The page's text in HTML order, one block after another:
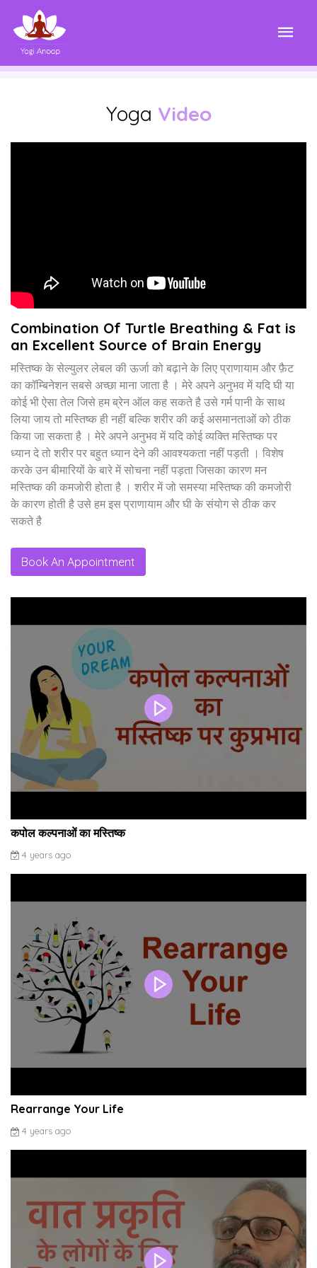
Yoga Video
Combination Of Turtle Breathing & Fat is
an Excellent Source of Brain Energy
मस्तिष्क के सेल्युलर लेबल की ऊर्जा को बढ़ाने के लिए प्राणायाम और फ़ैट
का कॉम्बिनेशन सबसे अच्छा माना जाता है । मेरे अपने अनुभव में यदि घी या
कोई भी ऐसा तेल जिसे हम ब्रेन ऑल कह सकते है उसे गर्म पानी के साथ
लिया जाय तो मस्तिष्क ही नहीं बल्कि शरीर की कई असमानताओं को ठीक
किया जा सकता है । मेरे अपने अनुभव में यदि कोई व्यक्ति मस्तिष्क पर
ध्यान दे तो शरीर पर बहुत ध्यान देने की आवश्यकता नहीं पड़ती । विशेष
करके उन बीमारियों के बारे में सोचना नहीं पड़ता जिसका कारण मन
मस्तिष्क की कमजोरी होता है । शरीर में जो समस्या मस्तिष्क की कमजोरी
के कारण होती है उसे हम इस प्राणायाम और घी के संयोग से ठीक कर
सकते है
Book An Appointment
कपोल कल्पनाओं का मस्तिष्क
4 years ago
Rearrange Your Life
4 years ago